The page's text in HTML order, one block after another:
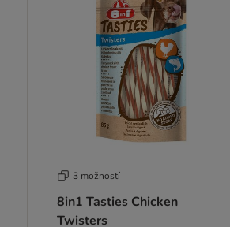
3 možností
8in1 Tasties Chicken
Twisters